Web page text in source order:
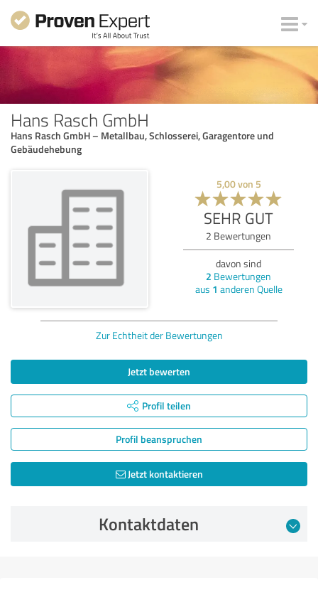
Hans Rasch GmbH
Hans Rasch GmbH – Metallbau, Schlosserei, Garagentore und
Gebäudehebung
5,00von 5
SEHR GUT
2 Bewertungen
davon sind
2 Bewertungen
aus 1 anderen Quelle
Zur Echtheit der Bewertungen
Jetzt bewerten
Profil teilen
Profil beanspruchen
Jetzt kontaktieren
Kontaktdaten